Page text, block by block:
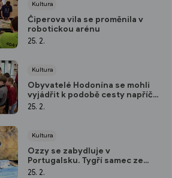
Kultura
Čiperova vila se proměnila v
robotickou arénu
25. 2.
Kultura
Obyvatelé Hodonína se mohli
vyjádřit k podobě cesty napříč
Bažantnicí
25. 2.
Kultura
Ozzy se zabydluje v
Portugalsku. Tygří samec ze
zlínské zoo zamířil do Lisabonu
25. 2.